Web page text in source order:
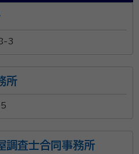
3
所
調査士合同事務所